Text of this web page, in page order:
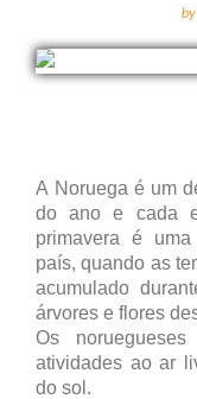
by
A Noruega é um
do ano e cada
primavera é
país, quando as
acumulado
árvores e flores
Os
atividades ao ar
do sol.